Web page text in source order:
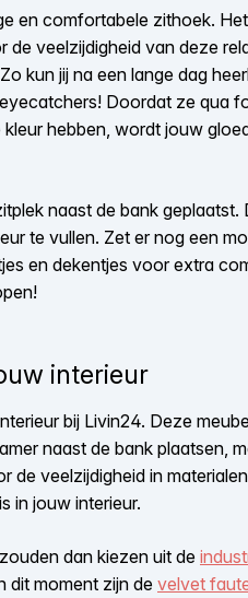
en comfortabele zithoek.
veelzijdigheid van deze
kun jij na een lange dag
Doordat ze qua
hebben, wordt jouw
naast de bank
te vullen. Zet er nog een
en dekentjes voor extra
!
interieur
bij Livin24. Deze
naast de bank plaatsen,
de veelzijdigheid in
in jouw interieur.
dan kiezen uit de
dit moment zijn develvet